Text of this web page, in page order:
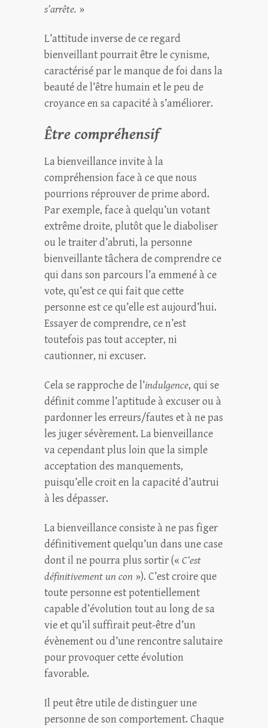
s’arrête. »
L’attitude inverse de ce regard
bienveillant pourrait être le cynisme,
caractérisé par le manque de foi dans la
beauté de l’être humain et le peu de
croyance en sa capacité à s’améliorer.
Être compréhensif
La bienveillance invite à la
compréhension face à ce que nous
pourrions réprouver de prime abord.
Par exemple, face à quelqu’un votant
extrême droite, plutôt que le diaboliser
ou le traiter d’abruti, la personne
bienveillante tâchera de comprendre ce
qui dans son parcours l’a emmené à ce
vote, qu’est ce qui fait que cette
personne est ce qu’elle est aujourd’hui.
Essayer de comprendre, ce n’est
toutefois pas tout accepter, ni
cautionner, ni excuser.
Cela se rapproche de l’indulgence, qui se
définit comme l’aptitude à excuser ou à
pardonner les erreurs/fautes et à ne pas
les juger sévèrement. La bienveillance
va cependant plus loin que la simple
acceptation des manquements,
puisqu’elle croit en la capacité d’autrui
à les dépasser.
La bienveillance consiste à ne pas figer
définitivement quelqu’un dans une case
dont il ne pourra plus sortir (« C’est
définitivement un con »). C’est croire que
toute personne est potentiellement
capable d’évolution tout au long de sa
vie et qu’il suffirait peut-être d’un
évènement ou d’une rencontre salutaire
pour provoquer cette évolution
favorable.
Il peut être utile de distinguer une
personne de son comportement. Chaque